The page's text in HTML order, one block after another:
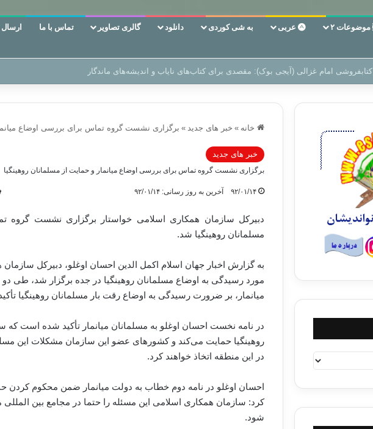
موضوعات ۲ عربی به شی کوردی دانلود گالری تصاویر تماس با ما ارسال
سر دفتر فساد در زمین‌، دوری وکناره‌گیری از راه خداست‌!
خانه » خبر های جدید » برگزاری نشست گروه تماس برای بررسی اوضاع
خبر های جدید
برگزاری نشست گروه تماس برای بررسی اوضاع میانمار و حمایت از مسلمانان روهینگیا
۹۲/۰۱/۱۴ آخرین به روز رسانی: ۹۲/۰۱/۱۴
دبیرکل سازمان همکاری اسلامی خواستار برگزاری نشست گروه
مسلمانان روهینگیا شد.
به گزارش اخبار جهان اسلام اکمل الدین احسان اوغلو، دبیرکل
مورد رسیدگی به اوضاع مسلمانان روهینگیا در جده برگزار شد،‌ طی دو
میانمار، بر ضرورت رسیدگی به اوضاع رقت بار مسلمانان روهینگیا
در نامه نخست احسان اوغلو به مسلمانان میانمار تأکید شده است
روهینگیا حمایت می‌کند و کشورهای عضو این سازمان مشکلات این
در این منطقه اتخاذ خواهند کرد.
احسان اوغلو در نامه دوم خطاب به دولت میانمار ضمن محکوم کردن
کرد:‌ سازمان همکاری اسلامی این مسئله را حتما در مجامع بین
شود.